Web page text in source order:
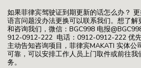
如果菲律宾驾驶证到期更新的话怎么办？
语言问题没办法更换可以联系我们。想了
和咨询我们，微信：BGC998 电报
912-0912-222 电话：0912-0912-222 优
主动告知咨询项目，菲律宾MAKATI 实体公
可靠，可以安排工作人员上门取件或前往我
务。